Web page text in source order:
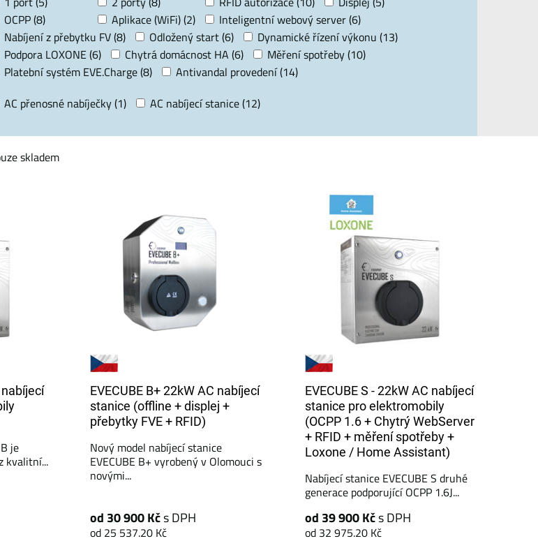
OCPP (8)
Aplikace (WiFi) (2)
Inteligentní webový server (6)
Nabíjení z přebytku FV (8)
Odložený start (6)
Dynamické řízení výkonu (13)
Podpora LOXONE (6)
Chytrá domácnost HA (6)
Měření spotřeby (10)
Platební systém EVE.Charge (8)
Antivandal provedení (14)
AC přenosné nabíječky (1) AC nabíjecí stanice (12)
skladem
nabíjecí
je
kvalitní...
EVECUBE B+ 22kW AC nabíjecí
stanice (offline + displej +
přebytky FVE + RFID)
Nový model nabíjecí stanice
EVECUBE B+ vyrobený v Olomouci s
novými...
od 30 900 Kčs DPH
od 25 537.20 Kč
EVECUBE S - 22kW AC nabíjecí
stanice pro elektromobily
(OCPP 1.6 + Chytrý WebServer
+ RFID + měření spotřeby +
Loxone / Home Assistant)
Nabíjecí stanice EVECUBE S druhé
generace podporující OCPP 1.6J...
od 39 900 Kčs DPH
od 32 975.20 Kč